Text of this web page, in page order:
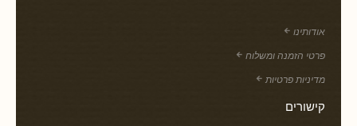
אודותינו
פרטי הזמנה ומשלוח
מדיניות פרטיות
קישורים